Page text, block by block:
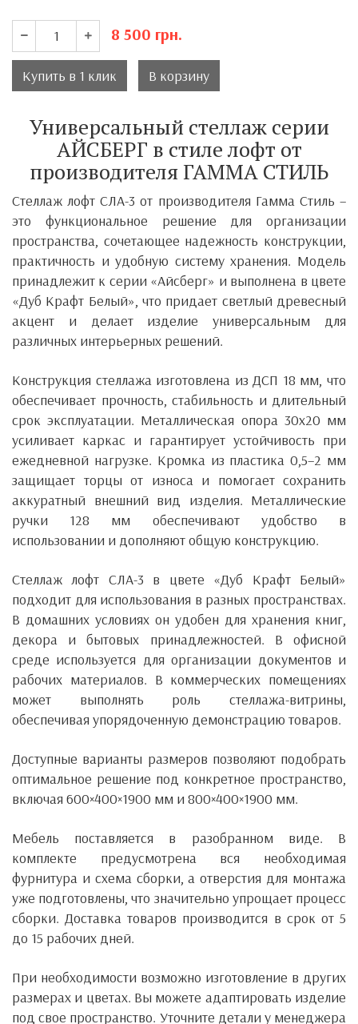
8 500 грн.
Купить в 1 клик В корзину
Универсальный стеллаж серии
АЙСБЕРГ в стиле лофт от
производителя ГАММА СТИЛЬ
Стеллаж лофт СЛА-3 от производителя Гамма Стиль –
это функциональное решение для организации
пространства, сочетающее надежность конструкции,
практичность и удобную систему хранения. Модель
принадлежит к серии «Айсберг» и выполнена в цвете
«Дуб Крафт Белый», что придает светлый древесный
акцент и делает изделие универсальным для
различных интерьерных решений.
Конструкция стеллажа изготовлена ​​из ДСП 18 мм, что
обеспечивает прочность, стабильность и длительный
срок эксплуатации. Металлическая опора 30х20 мм
усиливает каркас и гарантирует устойчивость при
ежедневной нагрузке. Кромка из пластика 0,5–2 мм
защищает торцы от износа и помогает сохранить
аккуратный внешний вид изделия. Металлические
ручки 128 мм обеспечивают удобство в
использовании и дополняют общую конструкцию.
Стеллаж лофт СЛА-3 в цвете «Дуб Крафт Белый»
подходит для использования в разных пространствах.
В домашних условиях он удобен для хранения книг,
декора и бытовых принадлежностей. В офисной
среде используется для организации документов и
рабочих материалов. В коммерческих помещениях
может выполнять роль стеллажа-витрины,
обеспечивая упорядоченную демонстрацию товаров.
Доступные варианты размеров позволяют подобрать
оптимальное решение под конкретное пространство,
включая 600×400×1900 мм и 800×400×1900 мм.
Мебель поставляется в разобранном виде. В
комплекте предусмотрена вся необходимая
фурнитура и схема сборки, а отверстия для монтажа
уже подготовлены, что значительно упрощает процесс
сборки. Доставка товаров производится в срок от 5
до 15 рабочих дней.
При необходимости возможно изготовление в других
размерах и цветах. Вы можете адаптировать изделие
под свое пространство. Уточните детали у менеджера